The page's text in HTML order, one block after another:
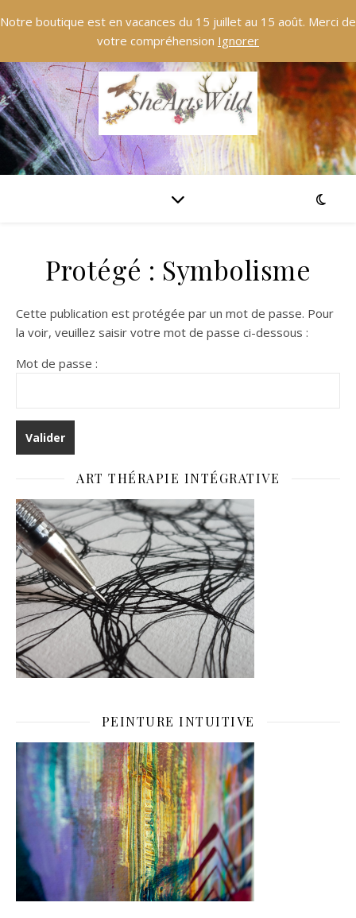
Notre boutique est en vacances du 15 juillet au 15 août. Merci de
votre compréhension Ignorer
Protégé : Symbolisme
Cette publication est protégée par un mot de passe. Pour
la voir, veuillez saisir votre mot de passe ci-dessous :
Mot de passe :
ART THÉRAPIE INTÉGRATIVE
PEINTURE INTUITIVE